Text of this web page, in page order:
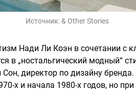
Источник:& Other Stories
Нади Ли Коэн в сочетании с
в „ностальгический модный“
директор по дизайну
х и начала 1980-х годов, но